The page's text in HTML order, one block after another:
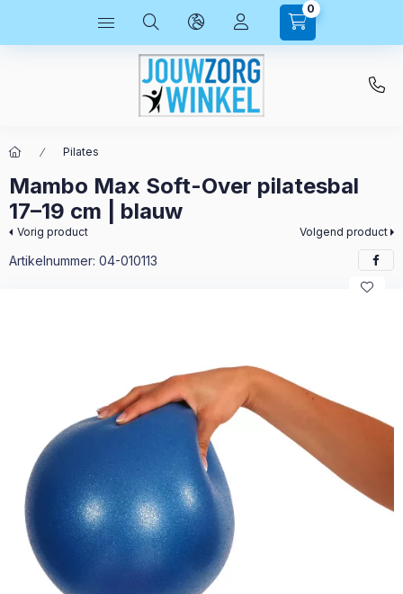
0
Pilates
Mambo Max Soft-Over pilatesbal
17–19 cm | blauw
Vorig product Volgend product
Artikelnummer: 04-010113